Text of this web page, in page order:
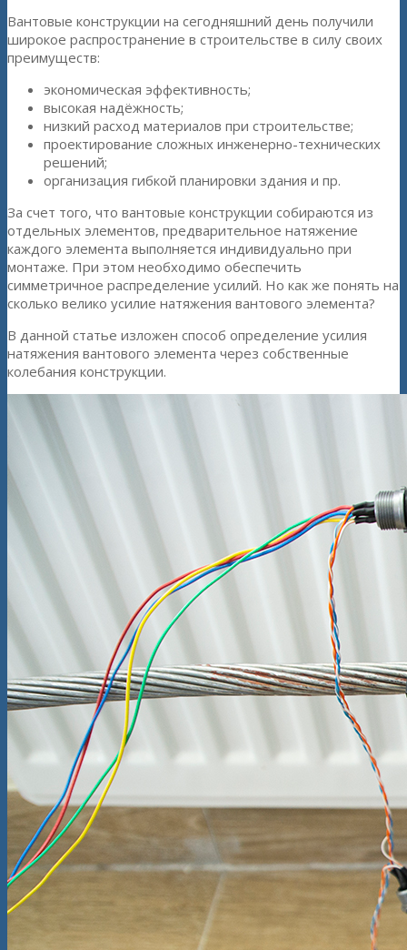
Вантовые конструкции на сегодняшний день получили
широкое распространение в строительстве в силу своих
преимуществ:
экономическая эффективность;
высокая надёжность;
низкий расход материалов при строительстве;
проектирование сложных инженерно-технических
решений;
организация гибкой планировки здания и пр.
За счет того, что вантовые конструкции собираются из
отдельных элементов, предварительное натяжение
каждого элемента выполняется индивидуально при
монтаже. При этом необходимо обеспечить
симметричное распределение усилий. Но как же понять на
сколько велико усилие натяжения вантового элемента?
В данной статье изложен способ определение усилия
натяжения вантового элемента через собственные
колебания конструкции.